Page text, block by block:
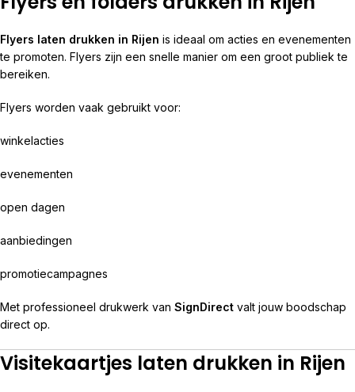
Flyers laten drukken in Rijen is ideaal om acties en evenementen
te promoten. Flyers zijn een snelle manier om een groot publiek te
bereiken.
Flyers worden vaak gebruikt voor:
winkelacties
evenementen
open dagen
aanbiedingen
promotiecampagnes
Met professioneel drukwerk van SignDirect valt jouw boodschap
direct op.
Visitekaartjes laten drukken in Rijen